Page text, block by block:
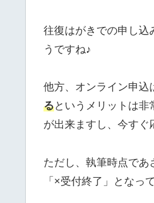
往復はがきでの申し込
うですね♪
他方、オンライン申込
るというメリットは
が出来ますし、今すぐ
ただし、執筆時点であ
「×受付終了」となっ